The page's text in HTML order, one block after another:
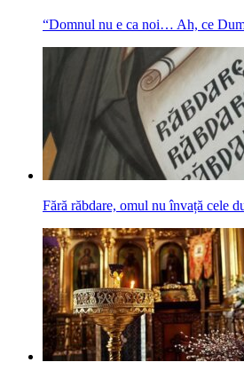
“Domnul nu e ca noi… Ah, ce
Fără răbdare, omul nu învață cele